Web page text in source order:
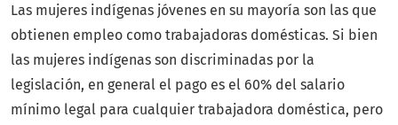
Las mujeres indígenas jóvenes en su mayoría son las que
obtienen empleo como trabajadoras domésticas. Si bien
las mujeres indígenas son discriminadas por la
legislación, en general el pago es el 60% del salario
mínimo legal para cualquier trabajadora doméstica, pero